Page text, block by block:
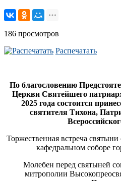
186 просмотров
Распечатать
По благословению
Церкви Святейшего
2025 года состоится
святителя Тихона,
Торжественная встреча
кафедральном соборе
Молебен перед святыней
митрополии